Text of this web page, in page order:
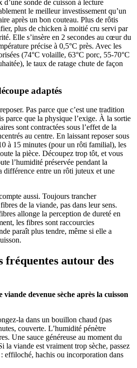
d’une sonde de cuisson à lecture
le meilleur investissement qu’un
après un bon couteau. Plus de rôtis
plus de chicken à moitié cru servi par
Elle s’insère en 2 secondes au cœur du
précise à 0,5°C près. Avec les
(74°C volaille, 63°C porc, 55-70°C
le taux de ratage chute de façon
adaptés
Pas parce que c’est une tradition
parce que la physique l’exige. À la sortie
sont contractées sous l’effet de la
au centre. En laissant reposer sous
à 15 minutes (pour un rôti familial), les
la pièce. Découpez trop tôt, et vous
l’humidité préservée pendant la
différence entre un rôti juteux et une
aussi. Toujours trancher
de la viande, pas dans leur sens.
allonge la perception de dureté en
les fibres sont raccourcies
paraît plus tendre, même si elle a
fréquentes autour des
devenue sèche après la cuisson
la dans un bouillon chaud (pas
couverte. L’humidité pénètre
Une sauce généreuse au moment du
la viande est vraiment trop sèche, passez
effiloché, hachis ou incorporation dans